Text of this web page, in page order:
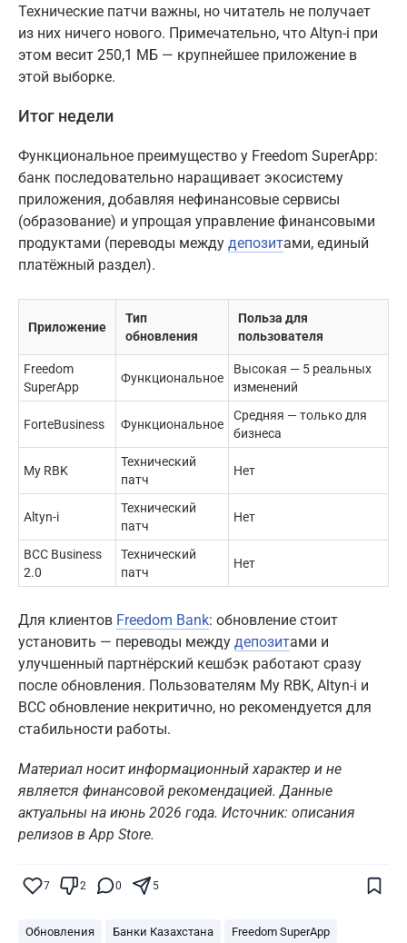
Технические патчи важны, но читатель не получает
из них ничего нового. Примечательно, что Altyn-i при
этом весит 250,1 МБ — крупнейшее приложение в
этой выборке.
Итог недели
Функциональное преимущество у Freedom SuperApp:
банк последовательно наращивает экосистему
приложения, добавляя нефинансовые сервисы
(образование) и упрощая управление финансовыми
продуктами (переводы между депозитами, единый
платёжный раздел).
Приложение
Тип
обновления
Польза для
пользователя
Freedom
SuperApp
Функциональное
Высокая — 5 реальных
изменений
ForteBusiness Функциональное
Средняя — только для
бизнеса
My RBK
Технический
патч
Нет
Altyn-i
Технический
патч
Нет
BCC Business
2.0
Технический
патч
Нет
Для клиентов Freedom Bank: обновление стоит
установить — переводы между депозитами и
улучшенный партнёрский кешбэк работают сразу
после обновления. Пользователям My RBK, Altyn-i и
BCC обновление некритично, но рекомендуется для
стабильности работы.
Материал носит информационный характер и не
является финансовой рекомендацией. Данные
актуальны на июнь 2026 года. Источник: описания
релизов в App Store.
7 2 0 5
Обновления Банки Казахстана Freedom SuperApp
Поставьте галочку рядом с